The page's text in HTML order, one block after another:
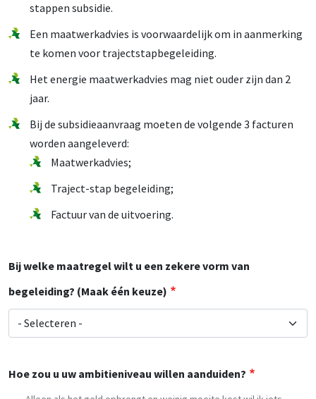
stappen subsidie.
Een maatwerkadvies is voorwaardelijk om in aanmerking
te komen voor trajectstapbegeleiding.
Het energie maatwerkadvies mag niet ouder zijn dan 2
jaar.
Bij de subsidieaanvraag moeten de volgende 3 facturen
worden aangeleverd:
Maatwerkadvies;
Traject-stap begeleiding;
Factuur van de uitvoering.
Bij welke maatregel wilt u een zekere vorm van
begeleiding? (Maak één keuze)
Bij welke maatregel wilt u een zekere vorm van
Hoe zou u uw ambitieniveau willen aanduiden?